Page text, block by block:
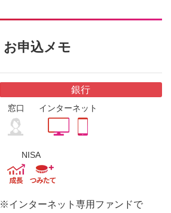
お申込メモ
銀行
窓口 インターネット
NISA
※インターネット専用ファンドで